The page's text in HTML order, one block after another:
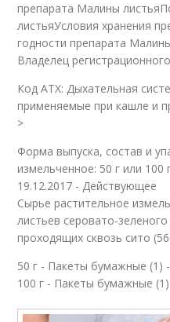
препарата Малины
листьяУсловия хранения
годности препарата
Владелец
Код ATX: Дыхательная
применяемые при кашле и
>
Форма выпуска, состав и
измельченное: 50 г или
19.12.2017 - Действующее
Сырье растительное
листьев серовато-
проходящих сквозь сито
50 г - Пакеты бумажные (1)
100 г - Пакеты бумажные